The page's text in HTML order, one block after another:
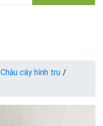
Chậu cây hình trụ /